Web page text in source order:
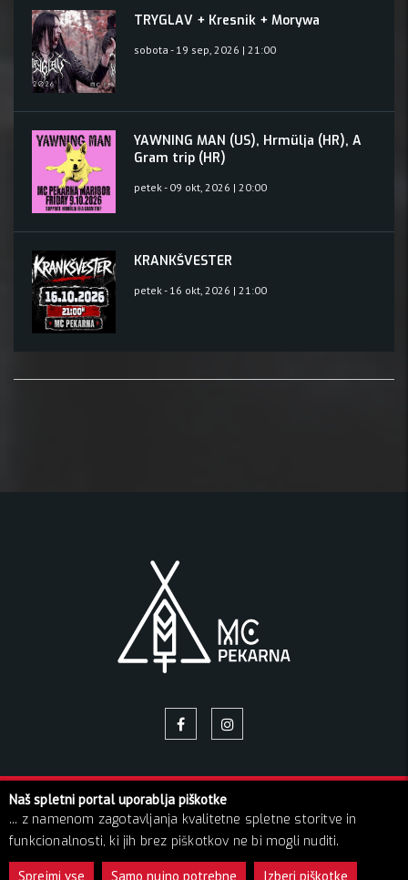
TRYGLAV + Kresnik + Morywa
sobota - 19 sep, 2026 | 21:00
YAWNING MAN (US), Hrmülja (HR), A
Gram trip (HR)
petek - 09 okt, 2026 | 20:00
KRANKŠVESTER
petek - 16 okt, 2026 | 21:00
© 2026 Pekarna | Vse pravice pridržane!
O NAS
NAPOVEDNIK GALERIJA SLIK
BLOG
KONTAKT
GDPR
Naš spletni portal uporablja piškotke
... z namenom zagotavljanja kvalitetne spletne storitve in
funkcionalnosti, ki jih brez piškotkov ne bi mogli nuditi.
Sprejmi vse
Samo nujno potrebne Izberi piškotke